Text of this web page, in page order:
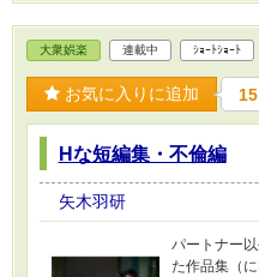
大衆娯楽 連載中 ｼｮｰﾄｼｮｰﾄ
お気に入りに追加 15
Hな短編集・不倫編
矢木羽研
パートナー
た作品集（